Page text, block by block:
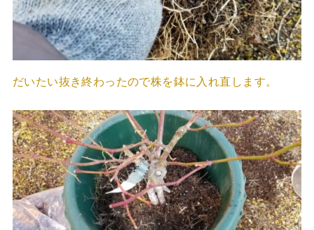
だいたい抜き終わったので株を鉢に入れ直します。